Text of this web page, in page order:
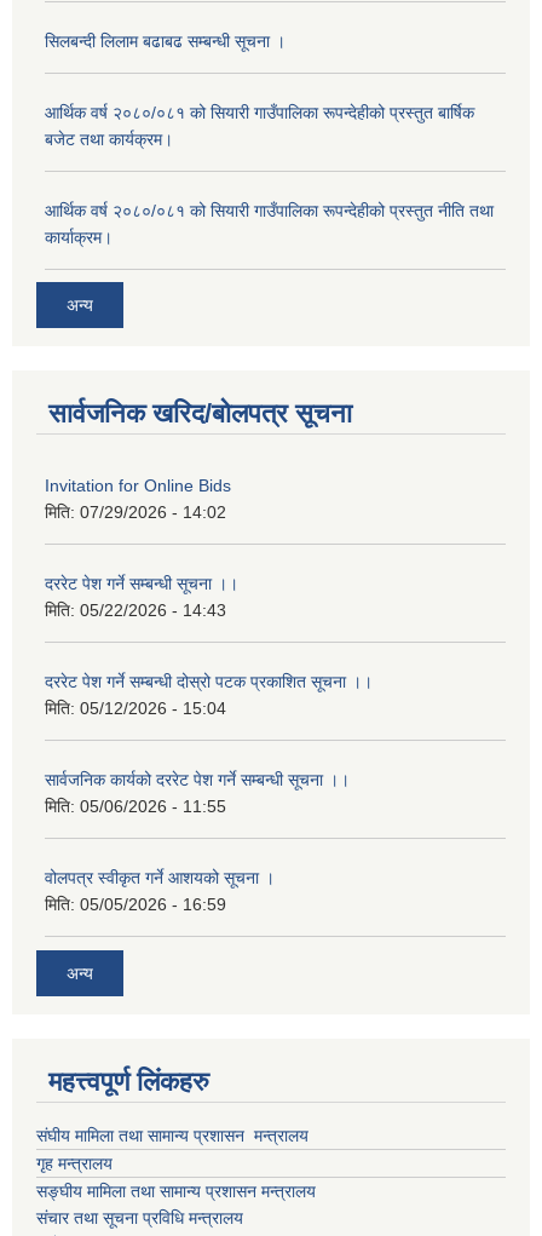
सिलबन्दी लिलाम बढाबढ सम्बन्धी सूचना ।
आर्थिक वर्ष २०८०/०८१ को सियारी गाउँपालिका रूपन्देहीको प्रस्तुत बार्षिक
बजेट तथा कार्यक्रम।
आर्थिक वर्ष २०८०/०८१ को सियारी गाउँपालिका रूपन्देहीको प्रस्तुत नीति तथा
कार्याक्रम।
अन्य
सार्वजनिक खरिद/बोलपत्र सूचना
Invitation for Online Bids
मिति: 07/29/2026 - 14:02
दररेट पेश गर्ने सम्बन्धी सूचना ।।
मिति: 05/22/2026 - 14:43
दररेट पेश गर्ने सम्बन्धी दोस्रो पटक प्रकाशित सूचना ।।
मिति: 05/12/2026 - 15:04
सार्वजनिक कार्यको दररेट पेश गर्ने सम्बन्धी सूचना ।।
मिति: 05/06/2026 - 11:55
वोलपत्र स्वीकृत गर्ने आशयको सूचना ।
मिति: 05/05/2026 - 16:59
अन्य
महत्त्वपूर्ण लिंकहरु
संघीय मामिला तथा सामान्य प्रशासन मन्त्रालय
गृह मन्त्रालय
सङ्घीय मामिला तथा सामान्य प्रशासन मन्त्रालय
संचार तथा सूचना प्रविधि मन्त्रालय